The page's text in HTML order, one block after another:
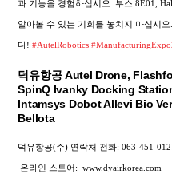
과 기능을 경험하십시오. 부스 8E01,
알아볼 수 있는 기회를 놓치지 마십시오.
다!#AutelRobotics
덕유항공 Autel Drone,
SpinQ Ivanky Docking
Intamsys Dobot Allevi Bio
Bellota
덕유항공(주) 연락처 전화: 063-451-
온라인 스토어: www.dyairkorea.com